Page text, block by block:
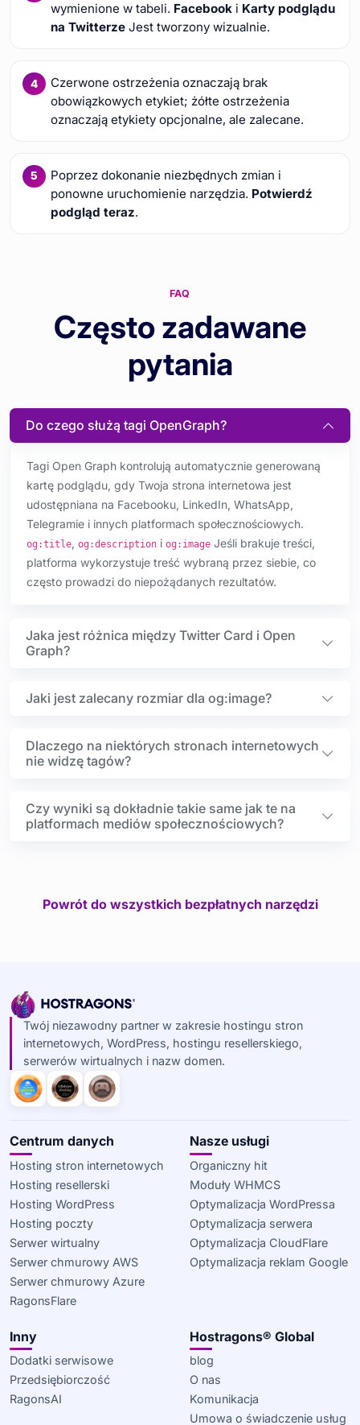
wymienione w tabeli. Facebooki Karty podglądu
na TwitterzeJest tworzony wizualnie.
Czerwone ostrzeżenia oznaczają brak
obowiązkowych etykiet; żółte ostrzeżenia
oznaczają etykiety opcjonalne, ale zalecane.
Poprzez dokonanie niezbędnych zmian i
ponowne uruchomienie narzędzia. Potwierdź
podgląd teraz.
FAQ
Często zadawane
pytania
Do czego służą tagi OpenGraph?
Tagi Open Graph kontrolują automatycznie generowaną
kartę podglądu, gdy Twoja strona internetowa jest
udostępniana na Facebooku, LinkedIn, WhatsApp,
Telegramie i innych platformach społecznościowych.
og:title, og:description i og:image Jeśli brakuje treści,
platforma wykorzystuje treść wybraną przez siebie, co
często prowadzi do niepożądanych rezultatów.
Jaka jest różnica między Twitter Card i Open
Graph?
Jaki jest zalecany rozmiar dla og:image?
Dlaczego na niektórych stronach internetowych
nie widzę tagów?
Czy wyniki są dokładnie takie same jak te na
platformach mediów społecznościowych?
Powrót do wszystkich bezpłatnych narzędzi
Twój niezawodny partner w zakresie hostingu stron
internetowych, WordPress, hostingu resellerskiego,
serwerów wirtualnych i nazw domen.
Centrum danych
Hosting stron internetowych
Hosting resellerski
Hosting WordPress
Hosting poczty
Serwer wirtualny
Serwer chmurowy AWS
Serwer chmurowy Azure
RagonsFlare
Nasze usługi
Organiczny hit
Moduły WHMCS
Optymalizacja WordPressa
Optymalizacja serwera
Optymalizacja CloudFlare
Optymalizacja reklam Google
Inny
Dodatki serwisowe
Przedsiębiorczość
RagonsAI
Hostragons® Global
blog
O nas
Komunikacja
Umowa o świadczenie usług